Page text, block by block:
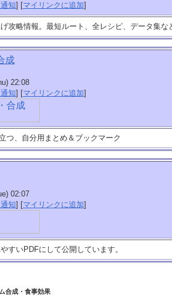
知] [マイリンクに追加]
攻略情報。最短ルート、全レシピ、データ集
成
22:08
知] [マイリンクに追加]
つ、自分用まとめ＆ブックマーク
02:07
知] [マイリンクに追加]
すいPDFにして公開しています。
合成・食事効果